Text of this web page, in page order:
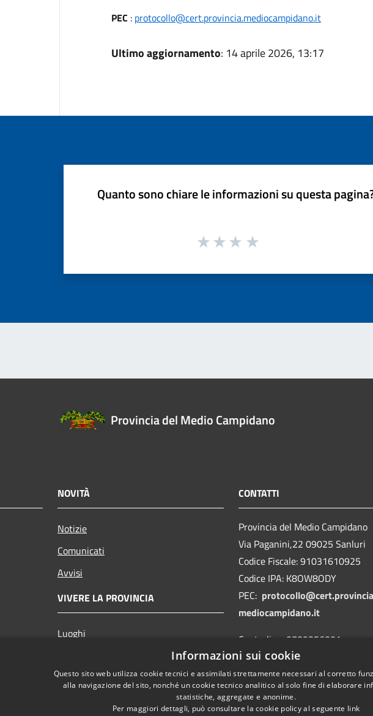
PEC : protocollo@cert.provincia.mediocampidano.it
Ultimo aggiornamento: 14 aprile 2026, 13:17
Quanto sono chiare le informazioni su questa
Provincia del Medio Campidano
NOVITÀ
Notizie
Comunicati
Avvisi
VIVERE LA PROVINCIA
Luoghi
CONTATTI
Provincia del Medio Campidano
Via Paganini,22 09025 Sanluri
Codice Fiscale: 91031610925
Codice IPA: K8OW8ODY
PEC:
mediocampidano.it
Centralino: 0709356001
Informazioni sui cookie
Questo sito web utilizza cookie tecnici e assimilati strettamente necessari al corretto
alla navigazione del sito, nonché un cookie tecnico analitico al solo fine di elaborare
statistiche, aggregate e anonime.
Per maggiori dettagli, può consultare la cookie policy al seguente link